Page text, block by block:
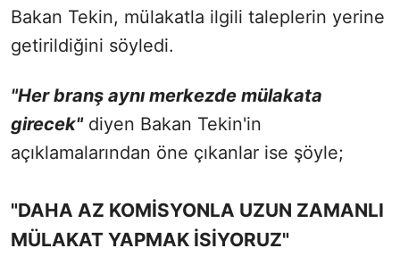
Bakan Tekin, mülakatla ilgili taleplerin yerine
getirildiğini söyledi.
"Her branş aynı merkezde mülakata
girecek"diyen Bakan Tekin'in
açıklamalarından öne çıkanlar ise şöyle;
"DAHA AZ KOMİSYONLA UZUN ZAMANLI
MÜLAKAT YAPMAK İSİYORUZ"